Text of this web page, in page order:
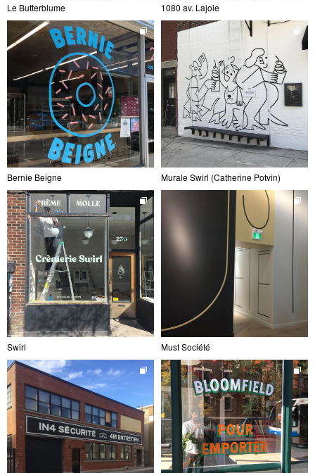
Le Butterblume 1080 av. Lajoie
Bernie Beigne Murale Swirl (Catherine Potvin)
Swirl Must Société